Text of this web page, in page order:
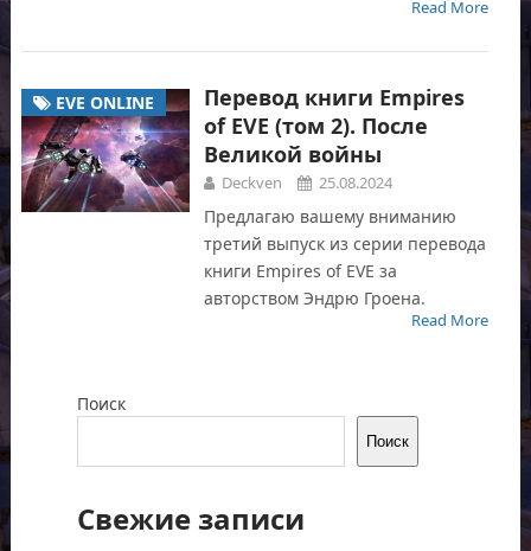
Read More
EVE ONLINE
Перевод книги Empires
of EVE (том 2). После
Великой войны
Deckven 25.08.2024
Предлагаю вашему вниманию
третий выпуск из серии перевода
книги Empires of EVE за
авторством Эндрю Гроена.
Read More
Поиск
Поиск
Свежие записи